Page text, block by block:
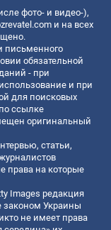
фото- и видео-),
и на всех
письменного
обязательной
- при
и при
для поисковых
ссылке
оригинальный
статьи,
права на которые
Images редакция
Украины
не имеет права